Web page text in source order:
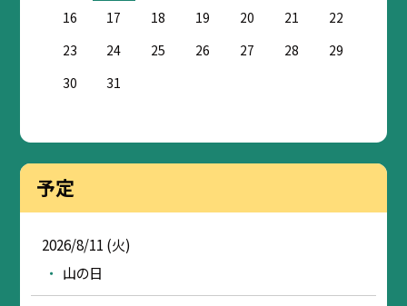
16
17 18 19 20 21
22
23
24 25 26 27 28
29
30
31
予定
2026/8/11 (火)
山の日